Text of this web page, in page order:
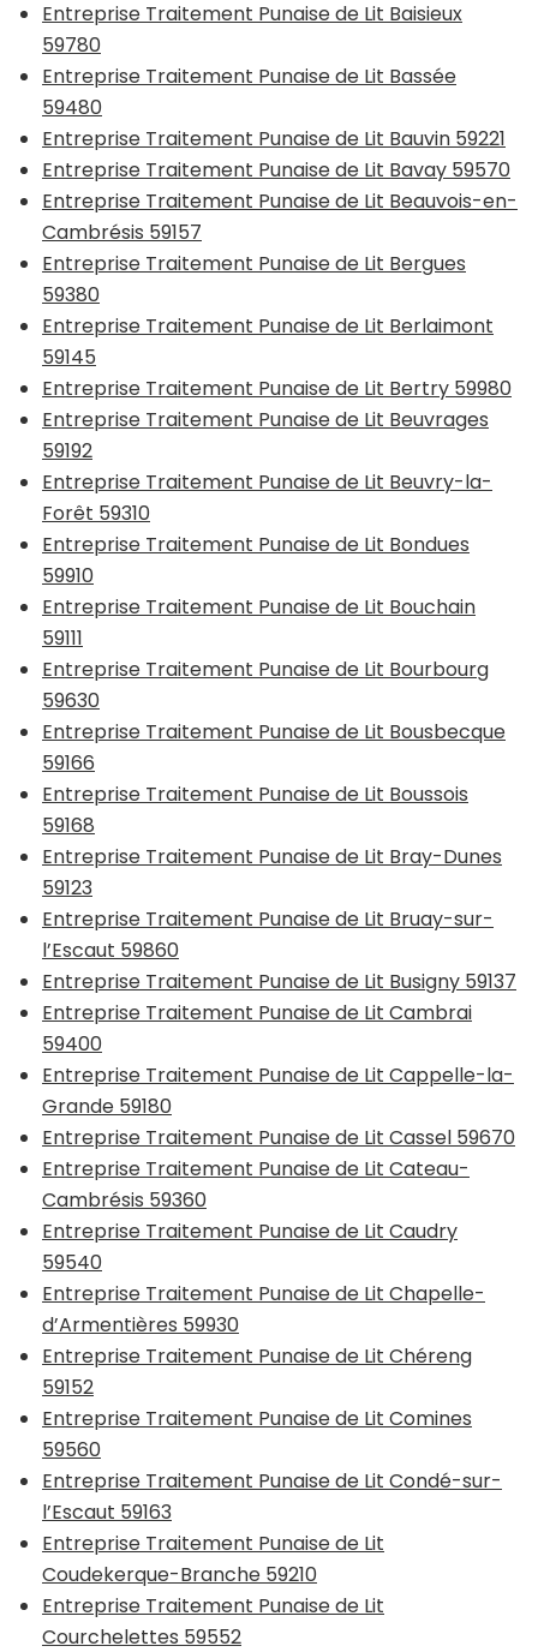
Entreprise Traitement Punaise de Lit Baisieux
59780
Entreprise Traitement Punaise de Lit Bassée
59480
Entreprise Traitement Punaise de Lit Bauvin 59221
Entreprise Traitement Punaise de Lit Bavay 59570
Entreprise Traitement Punaise de Lit Beauvois-en-
Cambrésis 59157
Entreprise Traitement Punaise de Lit Bergues
59380
Entreprise Traitement Punaise de Lit Berlaimont
59145
Entreprise Traitement Punaise de Lit Bertry 59980
Entreprise Traitement Punaise de Lit Beuvrages
59192
Entreprise Traitement Punaise de Lit Beuvry-la-
Forêt 59310
Entreprise Traitement Punaise de Lit Bondues
59910
Entreprise Traitement Punaise de Lit Bouchain
59111
Entreprise Traitement Punaise de Lit Bourbourg
59630
Entreprise Traitement Punaise de Lit Bousbecque
59166
Entreprise Traitement Punaise de Lit Boussois
59168
Entreprise Traitement Punaise de Lit Bray-Dunes
59123
Entreprise Traitement Punaise de Lit Bruay-sur-
l’Escaut 59860
Entreprise Traitement Punaise de Lit Busigny 59137
Entreprise Traitement Punaise de Lit Cambrai
59400
Entreprise Traitement Punaise de Lit Cappelle-la-
Grande 59180
Entreprise Traitement Punaise de Lit Cassel 59670
Entreprise Traitement Punaise de Lit Cateau-
Cambrésis 59360
Entreprise Traitement Punaise de Lit Caudry
59540
Entreprise Traitement Punaise de Lit Chapelle-
d’Armentières 59930
Entreprise Traitement Punaise de Lit Chéreng
59152
Entreprise Traitement Punaise de Lit Comines
59560
Entreprise Traitement Punaise de Lit Condé-sur-
l’Escaut 59163
Entreprise Traitement Punaise de Lit
Coudekerque-Branche 59210
Entreprise Traitement Punaise de Lit
Courchelettes 59552